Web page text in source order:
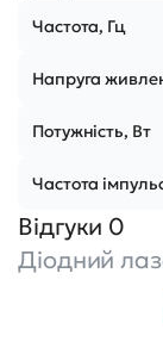
Частота, Гц
Напруга
Потужність, Вт
Частота
Відгуки 0
Діодний